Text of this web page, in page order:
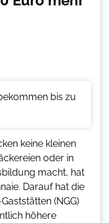
keine kleinen
oder in
macht, hat
Darauf hat die
(NGG)
höhere